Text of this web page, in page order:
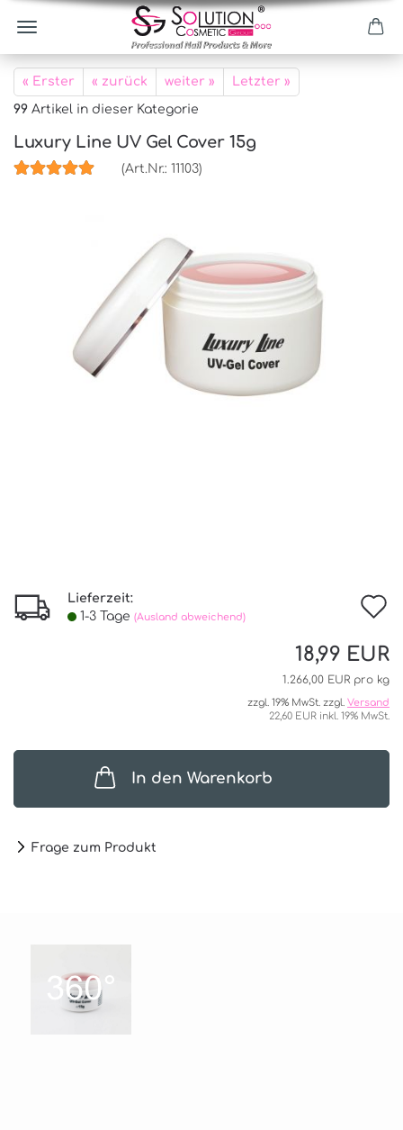
« Erster « zurück weiter » Letzter »
99 Artikel in dieser Kategorie
Luxury Line UV Gel Cover 15g
(Art.Nr.: 11103)
Lieferzeit:
1-3 Tage (Ausland abweichend)
18,99 EUR
1.266,00 EUR pro kg
zzgl. 19% MwSt. zzgl. Versand
22,60 EUR inkl. 19% MwSt.
In den Warenkorb
Frage zum Produkt